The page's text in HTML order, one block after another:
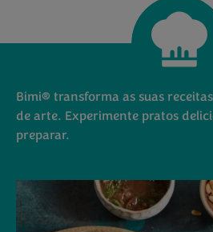
Bimi® transforma as suas
de arte. Experimente pratos
preparar.